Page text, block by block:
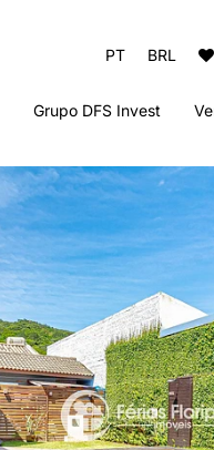
PT BRL
Grupo DFS Invest
Thai Beach Home Spa
Sun Club Beach